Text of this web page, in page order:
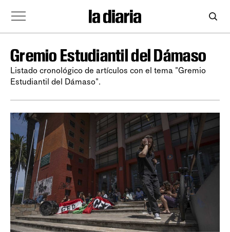
Gremio Estudiantil del Dámaso
Listado cronológico de artículos con el tema "Gremio
Estudiantil del Dámaso".